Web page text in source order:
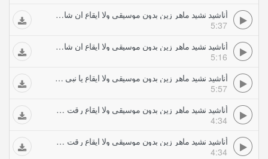
أناشيد نشيد ماهر زين بدون موسيقى ولا ايقاع ان شا الله ب الانجليزي
5:37
أناشيد نشيد ماهر زين بدون موسيقى ولا ايقاع ان شا الله ب العربي
5:16
أناشيد نشيد ماهر زين بدون موسيقى ولا ايقاع يا نبي سلام عليك ب الانجليزي
5:57
أناشيد نشيد ماهر زين بدون موسيقى ولا ايقاع رقت عيناي شوقا السلام عليك ب الانجليزي
4:34
أناشيد نشيد ماهر زين بدون موسيقى ولا ايقاع رقت عيناي شوقا السلام عليك ب العربي
4:34